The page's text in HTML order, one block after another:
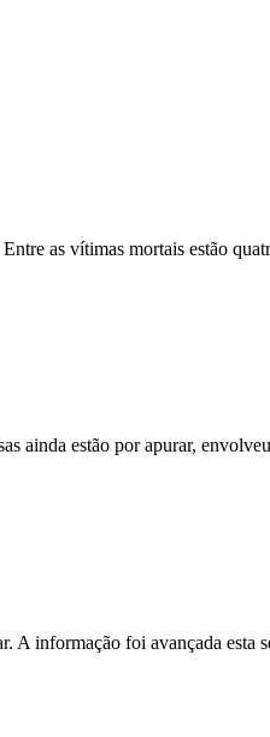
as vítimas mortais estão
ainda estão por apurar,
A informação foi avançada esta